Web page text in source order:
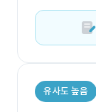
유사도 높음